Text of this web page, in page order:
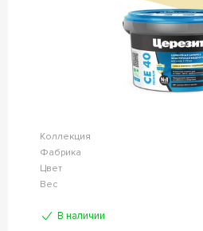
Коллекция
Фабрика
Цвет
Вес
В наличии